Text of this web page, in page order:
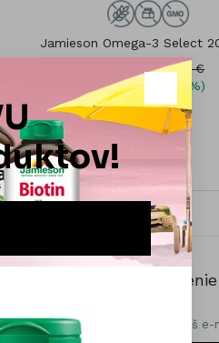
Jamieson Omega-3 Select
26,29 € 30,93 €
ušetríte 4,64 (15%)